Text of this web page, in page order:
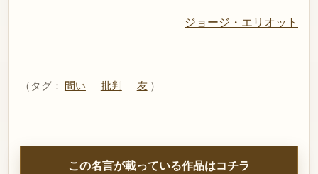
ジョージ・エリオット
（タグ： 問い 批判 友 ）
この名言が載っている作品はコチラ